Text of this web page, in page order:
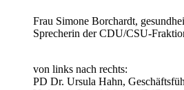
Frau Simone Borchardt,
Sprecherin der CDU/CSU-
von links nach rechts:
PD Dr. Ursula Hahn,